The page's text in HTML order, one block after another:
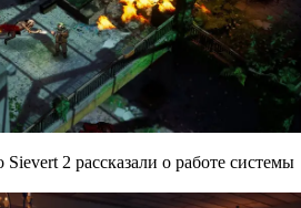
2 рассказали о работе системы